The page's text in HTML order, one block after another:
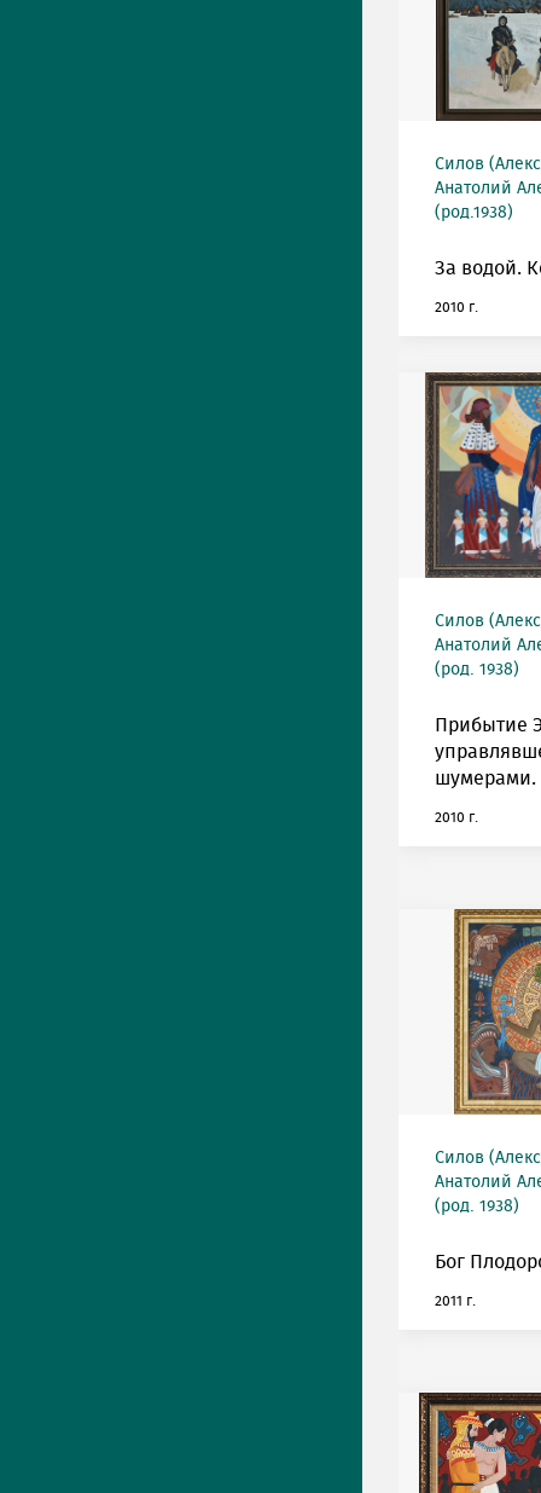
Силов
Анатолий
(род.1938)
За водой.
2010 г.
Силов
Анатолий
(род. 1938)
Прибытие
шумерами.
2010 г.
Силов
Анатолий
(род. 1938)
Бог
2011 г.